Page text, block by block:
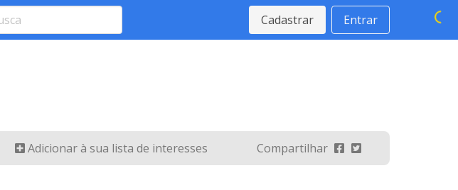
Cadastrar Entrar
Adicionar à sua lista de interesses Compartilhar